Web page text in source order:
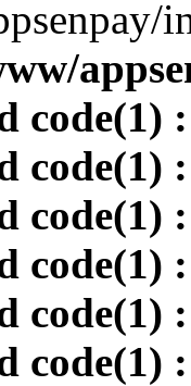
code(1)
code(1)
code(1)
code(1)
code(1)
code(1)